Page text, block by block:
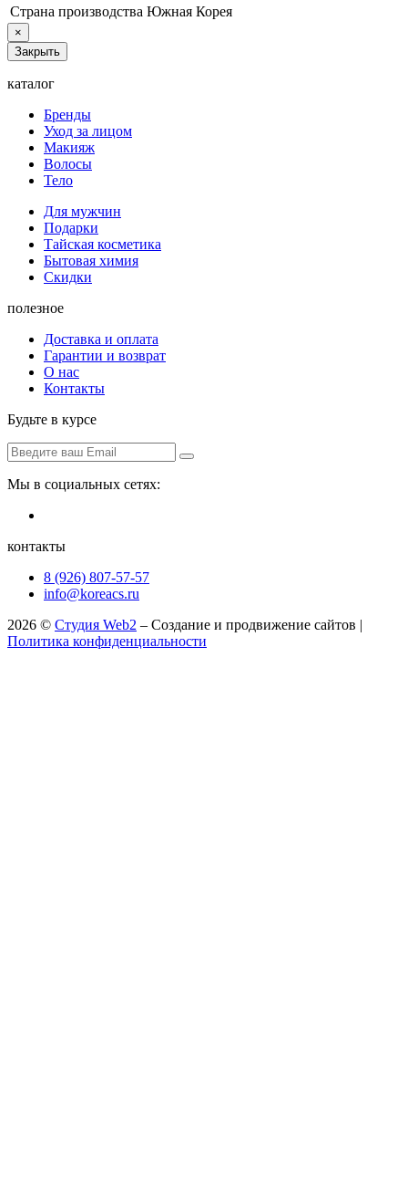
Страна производства Южная Корея
×
Закрыть
каталог
Бренды
Уход за лицом
Макияж
Волосы
Тело
Для мужчин
Подарки
Тайская косметика
Бытовая химия
Скидки
полезное
Доставка и оплата
Гарантии и возврат
О нас
Контакты
Будьте в курсе
Мы в социальных сетях:
контакты
8 (926) 807-57-57
info@koreacs.ru
2026 © Студия Web2 – Создание и продвижение сайтов |
Политика конфиденциальности